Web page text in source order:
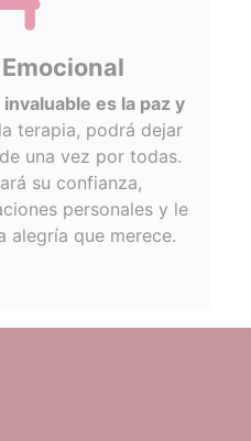
chair
es la paz y
terapia, podrá dejar
una vez por todas.
su confianza,
personales y le
alegría que merece.